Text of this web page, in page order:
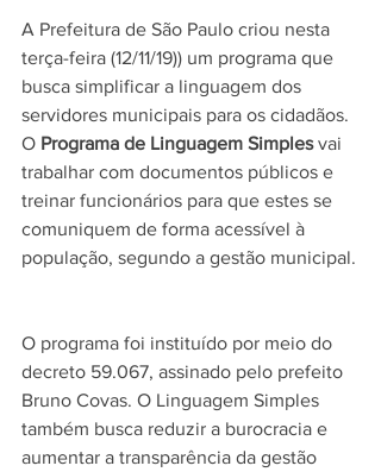
A Prefeitura de São Paulo criou nesta
terça-feira (12/11/19)) um programa que
busca simplificar a linguagem dos
servidores municipais para os cidadãos.
O Programa de Linguagem Simples vai
trabalhar com documentos públicos e
treinar funcionários para que estes se
comuniquem de forma acessível à
população, segundo a gestão municipal.
O programa foi instituído por meio do
decreto 59.067, assinado pelo prefeito
Bruno Covas. O Linguagem Simples
também busca reduzir a burocracia e
aumentar a transparência da gestão